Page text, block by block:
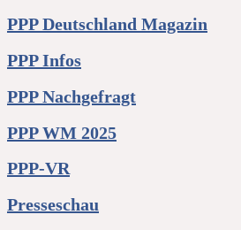
PPP Deutschland Magazin
PPP Infos
PPP Nachgefragt
PPP WM 2025
PPP-VR
Presseschau